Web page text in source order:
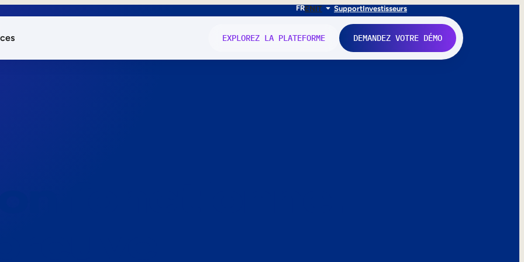
FRENIT SupportInvestisseurs
EXPLOREZ LA PLATEFORME DEMANDEZ VOTRE DÉMO